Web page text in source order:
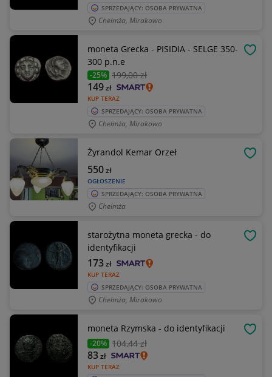
SPRZEDAJĄCY: OSOBA PRYWATNA
Chełmża, Mirakowo
moneta Grecka - PISIDIA - SELGE 350-
300 p.n.e
-25% 199,00 zł
KUP TERAZ
149zł
SPRZEDAJĄCY: OSOBA PRYWATNA
Chełmża, Mirakowo
Żyrandol Kemar Orzeł
OGŁOSZENIE
550zł
SPRZEDAJĄCY: OSOBA PRYWATNA
Chełmża
starożytna moneta grecka - do
identyfikacji
KUP TERAZ
173zł
SPRZEDAJĄCY: OSOBA PRYWATNA
Chełmża, Mirakowo
moneta Rzymska - do identyfikacji
-20% 104,44 zł
KUP TERAZ
83zł